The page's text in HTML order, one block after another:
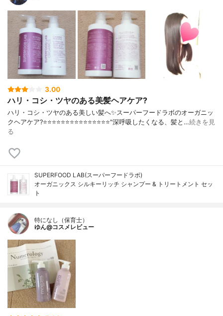
3.00
ハリ・コシ・ツヤのある美髪ヘアケア?
ハリ・コシ・ツヤのある美しい髪へ✨スーパーフードラボのオーガニッ
クヘアケア?⭐️⭐️⭐️⭐️⭐️⭐️⭐️⭐️⭐️⭐️⭐️⭐️⭐️⭐️⭐️"深呼吸したくなる、髪と…続きを見
る
SUPERFOOD LAB(スーパーフードラボ)
オーガニックス シルキーリッチ シャンプー & トリートメント セッ
ト
特になし（保育士）
ゆん@コスメレビュー